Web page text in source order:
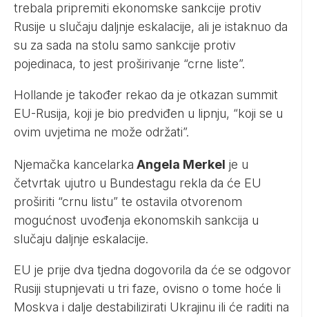
trebala pripremiti ekonomske sankcije protiv
Rusije u slučaju daljnje eskalacije, ali je istaknuo da
su za sada na stolu samo sankcije protiv
pojedinaca, to jest proširivanje “crne liste”.
Hollande je također rekao da je otkazan summit
EU-Rusija, koji je bio predviđen u lipnju, “koji se u
ovim uvjetima ne može održati”.
Njemačka kancelarka Angela Merkel je u
četvrtak ujutro u Bundestagu rekla da će EU
proširiti “crnu listu” te ostavila otvorenom
mogućnost uvođenja ekonomskih sankcija u
slučaju daljnje eskalacije.
EU je prije dva tjedna dogovorila da će se odgovor
Rusiji stupnjevati u tri faze, ovisno o tome hoće li
Moskva i dalje destabilizirati Ukrajinu ili će raditi na